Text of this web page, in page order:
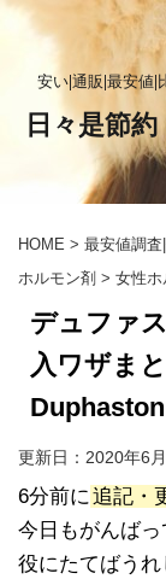
安い|通販|最安値
日々是節
HOME > 最安値調査
ホルモン剤 > 女性ホ
デュファ
入ワザま
更新日： 2020年6
6分前に追記・
今日もがんば
役にたてばうれ